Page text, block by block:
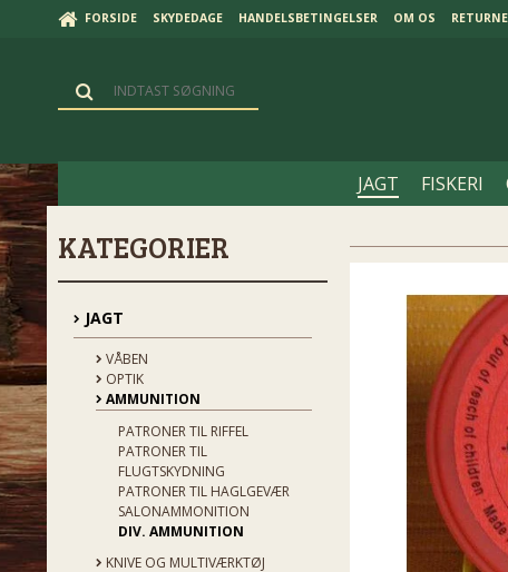
FORSIDE SKYDEDAGE HANDELSBETINGELSER OM OS
JAGT FISKERI
KATEGORIER
JAGT
VÅBEN
OPTIK
AMMUNITION
PATRONER TIL RIFFEL
PATRONER TIL
FLUGTSKYDNING
PATRONER TIL HAGLGEVÆR
SALONAMMONITION
DIV. AMMUNITION
KNIVE OG MULTIVÆRKTØJ